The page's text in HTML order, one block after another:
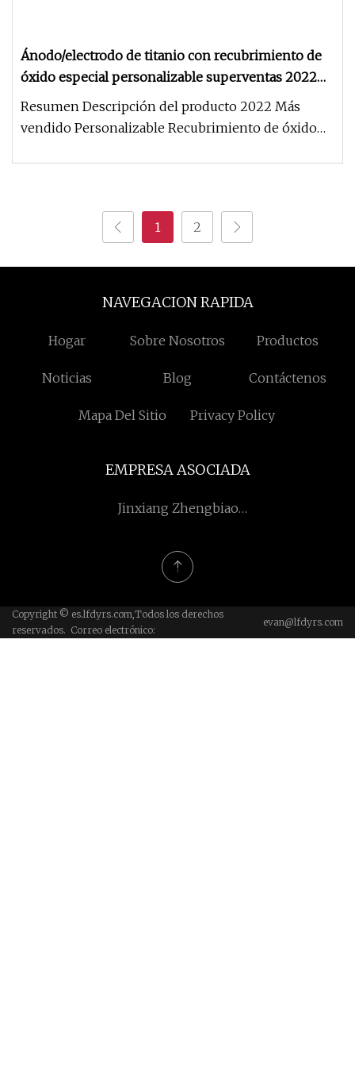
Ánodo/electrodo de titanio con recubrimiento de
óxido especial personalizable superventas 2022
para electrólisis de lámina de cobre
Resumen Descripción del producto 2022 Más
vendido Personalizable Recubrimiento de óxido
1 2
NAVEGACION RAPIDA
Hogar Sobre Nosotros Productos
Noticias Blog Contáctenos
Mapa Del Sitio Privacy Policy
EMPRESA ASOCIADA
Jinxiang Zhengbiao
Copyright © es.lfdyrs.com,Todos los derechos
reservados. Correo electrónico:
evan@lfdyrs.com